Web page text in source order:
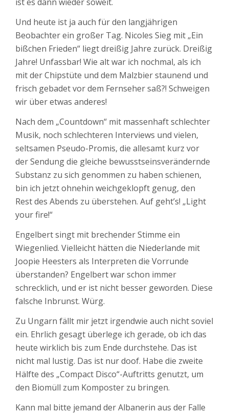
Und heute ist ja auch für den langjährigen
Beobachter ein großer Tag. Nicoles Sieg mit „Ein
bißchen Frieden“ liegt dreißig Jahre zurück. Dreißig
Jahre! Unfassbar! Wie alt war ich nochmal, als ich
mit der Chipstüte und dem Malzbier staunend und
frisch gebadet vor dem Fernseher saß?! Schweigen
wir über etwas anderes!
Nach dem „Countdown“ mit massenhaft schlechter
Musik, noch schlechteren Interviews und vielen,
seltsamen Pseudo-Promis, die allesamt kurz vor
der Sendung die gleiche bewusstseinsverändernde
Substanz zu sich genommen zu haben schienen,
bin ich jetzt ohnehin weichgeklopft genug, den
Rest des Abends zu überstehen. Auf geht’s! „Light
your fire!“
Engelbert singt mit brechender Stimme ein
Wiegenlied. Vielleicht hätten die Niederlande mit
Joopie Heesters als Interpreten die Vorrunde
überstanden? Engelbert war schon immer
schrecklich, und er ist nicht besser geworden. Diese
falsche Inbrunst. Würg.
Zu Ungarn fällt mir jetzt irgendwie auch nicht soviel
ein. Ehrlich gesagt überlege ich gerade, ob ich das
heute wirklich bis zum Ende durchstehe. Das ist
nicht mal lustig. Das ist nur doof. Habe die zweite
Hälfte des „Compact Disco“-Auftritts genutzt, um
den Biomüll zum Komposter zu bringen.
Kann mal bitte jemand der Albanerin aus der Falle